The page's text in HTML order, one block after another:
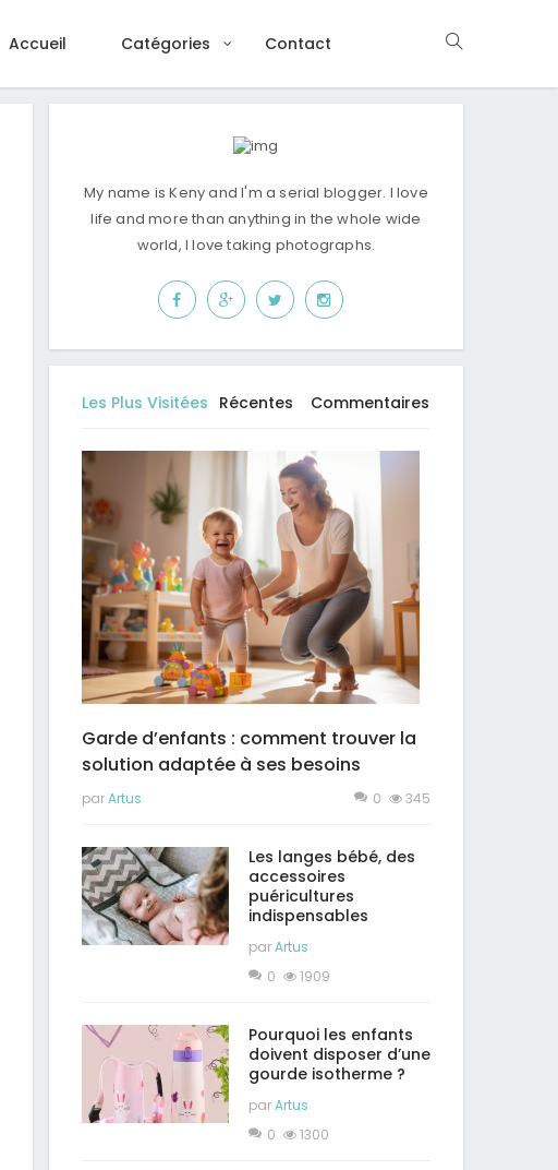
Accueil Catégories Contact
My name is Keny and I'm a serial blogger. I love
life and more than anything in the whole wide
world, I love taking photographs.
Les Plus Visitées Récentes Commentaires
Garde d’enfants : comment trouver la
solution adaptée à ses besoins
parArtus 0 345
Les langes bébé, des
accessoires
puéricultures
indispensables
parArtus
0
1909
Pourquoi les enfants
doivent disposer d’une
gourde isotherme ?
parArtus
0
1300